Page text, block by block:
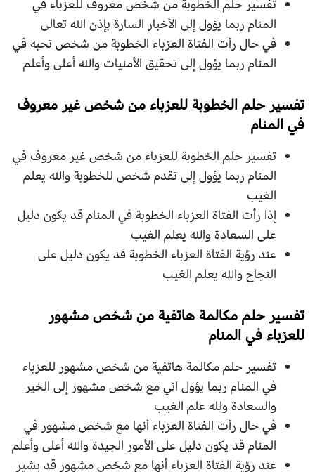
تفسير حلم الخطوبة من شخص معروف للعزباء في
المنام ربما يؤول إلى الأخبار السارة بإذن الله تعالى
في حال رأت الفتاة العزباء الخطوبة من شخص تحبه في
المنام ربما يؤول إلى تحقيق الأمنيات والله أعلى وأعلم
تفسير حلم الخطوبة للعزباء من شخص غير معروف
في المنام
تفسير حلم الخطوبة للعزباء من شخص غير معروف في
المنام ربما يؤول إلى تقدم شخص للخطوبة والله يعلم
الغيب
إذا رأت الفتاة العزباء الخطوبة في المنام قد يكون دليل
على السعادة والله يعلم الغيب
عند رؤية الفتاة العزباء الخطوبة قد يكون دليل على
النجاح والله يعلم الغيب
تفسير حلم مكالمة هاتفية من شخص مشهور
للعزباء في المنام
تفسير حلم مكالمة هاتفية من شخص مشهور للعزباء
في المنام ربما يؤول اني مع شخص مشهور إلى الخير
والسعادة ولله علم الغيب
في حال رأت الفتاة العزباء أنها مع شخص مشهور في
المنام قد يكون دليل على الأمور الجيدة والله أعلى وأعلم
عند رؤية الفتاة العزباء أنها مع شخص مشهور قد يشير